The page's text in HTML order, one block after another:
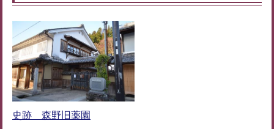
史跡 森野旧薬園